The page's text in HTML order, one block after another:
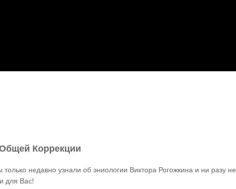
Коррекции
недавно узнали об эниологии Виктора Рогожкина и ни разу не
для Вас!